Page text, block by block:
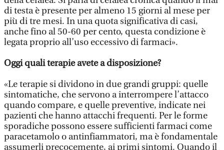
di testa è presente per almeno 15 giorni al mese per
più di tre mesi. In una quota significativa di casi,
anche fino al 50-60 per cento, questa condizione è
legata proprio all’uso eccessivo di farmaci».
Oggi quali terapie avete a disposizione?
«Le terapie si dividono in due grandi gruppi: quelle
sintomatiche, che servono a interrompere l’attacco
quando compare, e quelle preventive, indicate nei
pazienti che hanno attacchi frequenti. Per le forme
sporadiche possono essere sufficienti farmaci come
paracetamolo o antinfiammatori, ma è fondamentale
assumerli precocemente, ai primi sintomi. Quando il